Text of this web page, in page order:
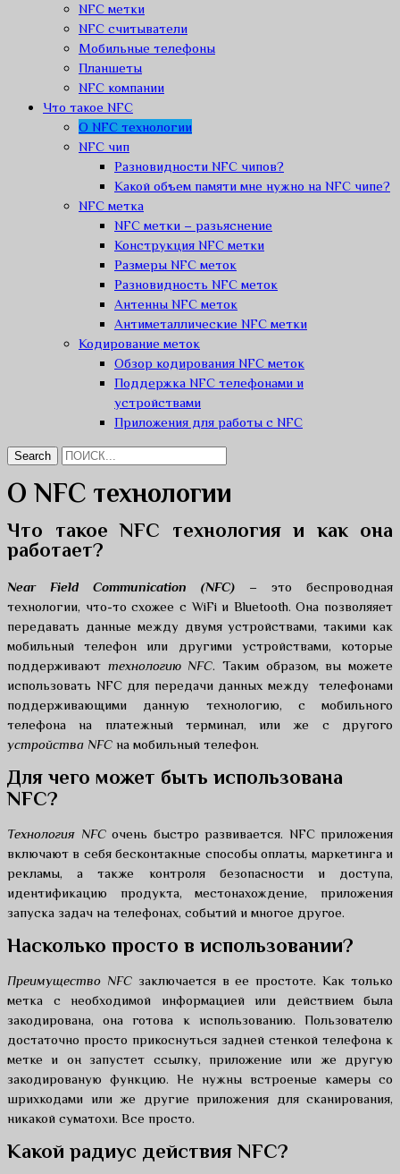
NFC метки
NFC считыватели
Мобильные телефоны
Планшеты
NFC компании
Что такое NFC
О NFC технологии
NFC чип
Разновидности NFC чипов?
Какой объем памяти мне нужно на NFC чипе?
NFC метка
NFC метки – разьяснение
Конструкция NFC метки
Размеры NFC меток
Разновидность NFC меток
Антенны NFC меток
Антиметаллические NFC метки
Кодирование меток
Обзор кодирования NFC меток
Поддержка NFC телефонами и
устройствами
Приложения для работы с NFC
О NFC технологии
Что такое NFC технология и как она
работает?
Near Field Communication (NFC) – это беспроводная
технологии, что-то схожее с WiFi и Bluetooth. Она позволяяет
передавать данные между двумя устройствами, такими как
мобильный телефон или другими устройствами, которые
поддерживают технологию NFC. Таким образом, вы можете
использовать NFC для передачи данных между телефонами
поддерживающими данную технологию, с мобильного
телефона на платежный терминал, или же с другого
устройства NFC на мобильный телефон.
Для чего может быть использована
NFC?
Технология NFCочень быстро развивается. NFC приложения
включают в себя бесконтакные способы оплаты, маркетинга и
рекламы, а также контроля безопасности и доступа,
идентификацию продукта, местонахождение, приложения
запуска задач на телефонах, событий и многое другое.
Насколько просто в использовании?
Преимущество NFCзаключается в ее простоте. Как только
метка с необходимой информацией или действием была
закодирована, она готова к использованию. Пользователю
достаточно просто прикоснуться задней стенкой телефона к
метке и он запустет ссылку, приложение или же другую
закодированую функцию. Не нужны встроеные камеры со
шрихкодами или же другие приложения для сканирования,
никакой суматохи. Все просто.
Какой радиус действия NFC?